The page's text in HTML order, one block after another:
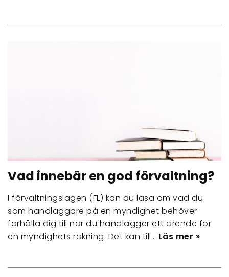
Vad innebär en god förvaltning?
I förvaltningslagen (FL) kan du läsa om vad du
som handläggare på en myndighet behöver
förhålla dig till när du handlägger ett ärende för
en myndighets räkning. Det kan till… Läs mer »